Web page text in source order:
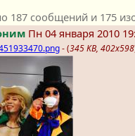
187 сообщений и 175
Пн 04 января 2010
- (345 KB, 402x598